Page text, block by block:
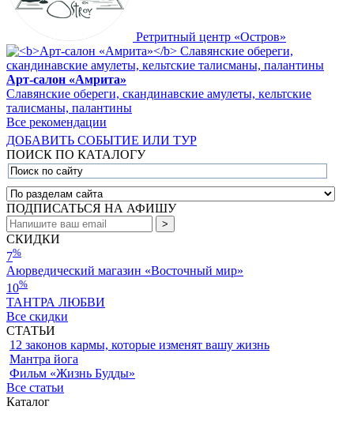
Ретритный центр «Остров»
Арт-салон «Амрита»
Славянские обереги, скандинавские амулеты, кельтские
талисманы, палантины
Все рекомендации
ДОБАВИТЬ СОБЫТИЕ ИЛИ ТУР
ПОИСК ПО КАТАЛОГУ
ПОДПИСАТЬСЯ НА АФИШУ
СКИДКИ
7%
Аюрведический магазин «Восточный мир»
10%
ТАНТРА ЛЮБВИ
Все скидки
СТАТЬИ
12 законов кармы, которые изменят вашу жизнь
Мантра йога
Фильм «Жизнь Будды»
Все статьи
Каталог